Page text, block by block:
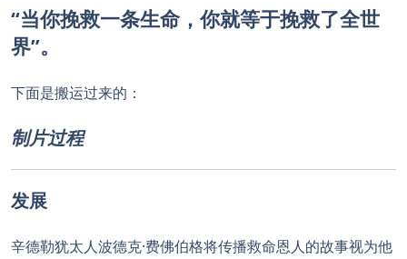
“当你挽救一条生命，你就等于挽救了全世
界”。
下面是搬运过来的：
制片过程
发展
辛德勒犹太人波德克·费佛伯格将传播救命恩人的故事视为他